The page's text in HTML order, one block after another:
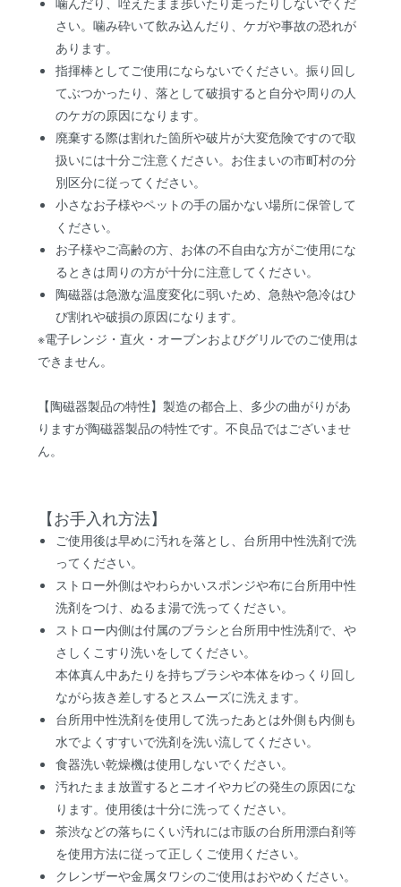
さい。噛み砕いて飲み込んだり、ケガや事故の恐れが
あります。
指揮棒としてご使用にならないでください。振り回し
てぶつかったり、落として破損すると自分や周りの人
のケガの原因になります。
廃棄する際は割れた箇所や破片が大変危険ですので取
扱いには十分ご注意ください。お住まいの市町村の分
別区分に従ってください。
小さなお子様やペットの手の届かない場所に保管して
ください。
お子様やご高齢の方、お体の不自由な方がご使用にな
るときは周りの方が十分に注意してください。
陶磁器は急激な温度変化に弱いため、急熱や急冷はひ
び割れや破損の原因になります。
※電子レンジ・直火・オーブンおよびグリルでのご使用は
できません。
【陶磁器製品の特性】製造の都合上、多少の曲がりがあ
りますが陶磁器製品の特性です。不良品ではございませ
ん。
【お手入れ方法】
ご使用後は早めに汚れを落とし、台所用中性洗剤で洗
ってください。
ストロー外側はやわらかいスポンジや布に台所用中性
洗剤をつけ、ぬるま湯で洗ってください。
ストロー内側は付属のブラシと台所用中性洗剤で、や
さしくこすり洗いをしてください。
本体真ん中あたりを持ちブラシや本体をゆっくり回し
ながら抜き差しするとスムーズに洗えます。
台所用中性洗剤を使用して洗ったあとは外側も内側も
水でよくすすいで洗剤を洗い流してください。
食器洗い乾燥機は使用しないでください。
汚れたまま放置するとニオイやカビの発生の原因にな
ります。使用後は十分に洗ってください。
茶渋などの落ちにくい汚れには市販の台所用漂白剤等
を使用方法に従って正しくご使用ください。
クレンザーや金属タワシのご使用はおやめください。